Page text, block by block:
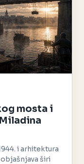
mosta i
i arhitektura
širi